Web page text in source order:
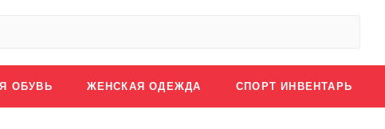
ОБУВЬ ЖЕНСКАЯ ОДЕЖДА СПОРТ ИНВЕНТАРЬ